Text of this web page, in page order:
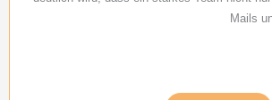
Mails